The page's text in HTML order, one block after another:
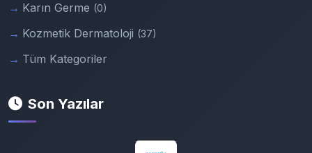
Karın Germe (0)
Kozmetik Dermatoloji (37)
Tüm Kategoriler
Son Yazılar